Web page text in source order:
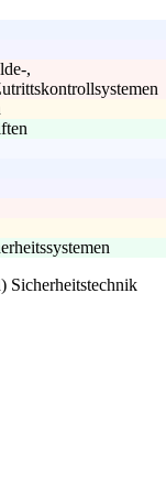
,
Sicherheitstechnik